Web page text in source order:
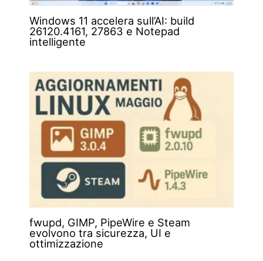
Windows 11 accelera sull’AI: build
26120.4161, 27863 e Notepad
intelligente
fwupd, GIMP, PipeWire e Steam
evolvono tra sicurezza, UI e
ottimizzazione